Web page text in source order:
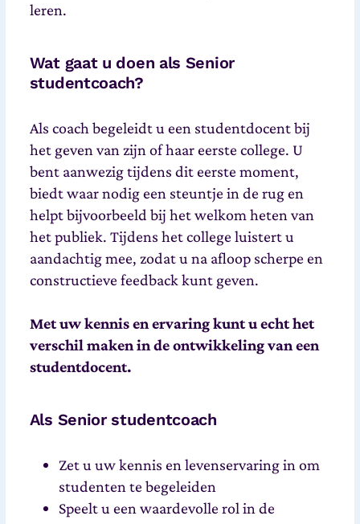
leren.
Wat gaat u doen als Senior
studentcoach?
Als coach begeleidt u een studentdocent bij
het geven van zijn of haar eerste college. U
bent aanwezig tijdens dit eerste moment,
biedt waar nodig een steuntje in de rug en
helpt bijvoorbeeld bij het welkom heten van
het publiek. Tijdens het college luistert u
aandachtig mee, zodat u na afloop scherpe en
constructieve feedback kunt geven.
Met uw kennis en ervaring kunt u echt het
verschil maken in de ontwikkeling van een
studentdocent.
Als Senior studentcoach
Zet u uw kennis en levenservaring in om
studenten te begeleiden
Speelt u een waardevolle rol in de